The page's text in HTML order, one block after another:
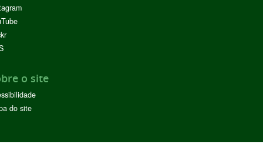
o site
do site